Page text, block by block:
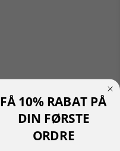
Translate
FÅ 10% RABAT PÅ
DIN FØRSTE
ORDRE